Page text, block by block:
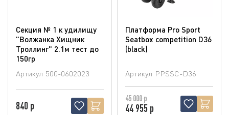
Секция № 1 к удилищу
"Волжанка Хищник
Троллинг" 2.1м тест до
150гр
Артикул 500-0602023
840 р
Платформа Pro Sport
Seatbox competition D36
(blaсk)
Артикул PPSSC-D36
45 000 р
44 955 р